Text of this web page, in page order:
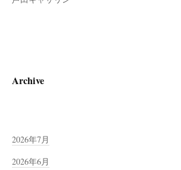
Archive
2026年7月
2026年6月